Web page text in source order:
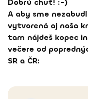
A aby sme
vytvorená aj naša
tam nájdeš kopec
večere od
SR a ČR: